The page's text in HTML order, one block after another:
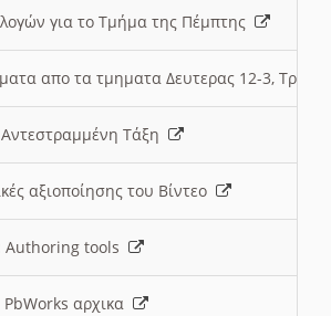
για το Τμήμα της Πέμπτης
απο τα τμηματα Δευτερας 12-3,
Τάξη
αξιοποίησης του Βίντεο
Authoring tools
αρχικα